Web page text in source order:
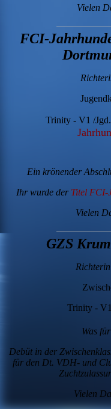
Vielen
FCI-
Trinity - V1 /
Ein krönender
Ihr wurde der Titel FCI-
Vielen
GZS
Trinity -
Was
Debüt in der
für den Dt. VDH- und
Vielen